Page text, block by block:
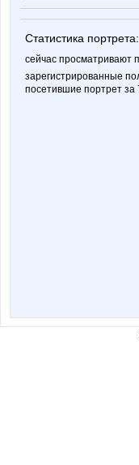
Статистика портрета:
сейчас просматривают
зарегистрированные
посетившие портрет за